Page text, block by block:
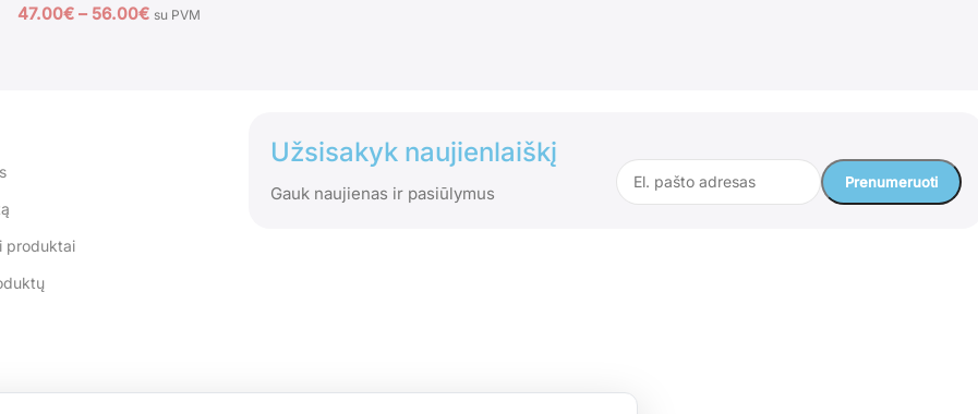
47.00€ – 56.00€ su PVM
produktai
Užsisakyk naujienlaiškį
Gauk naujienas ir pasiūlymus